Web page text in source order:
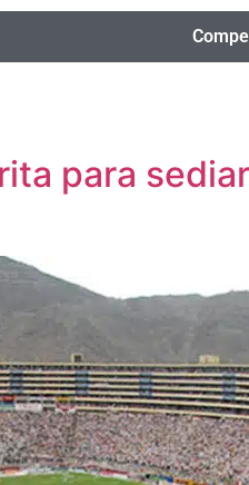
para